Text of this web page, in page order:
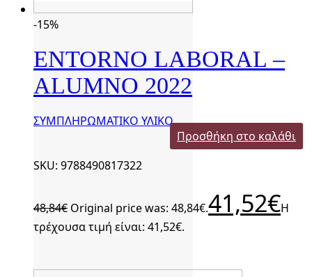
-15%
ENTORNO LABORAL –
ALUMNO 2022
ΣΥΜΠΛΗΡΩΜΑΤΙΚΟ ΥΛΙΚΟ
Προσθήκη στο καλάθι
SKU: 9788490817322
48,84€ Original price was: 48,84€.41,52€Η
τρέχουσα τιμή είναι: 41,52€.